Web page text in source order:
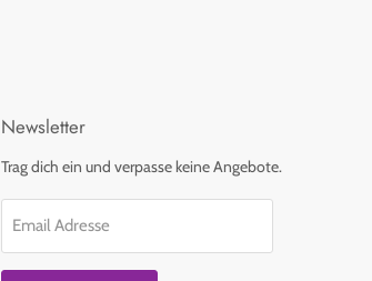
Newsletter
Trag dich ein und verpasse keine Angebote.
Email Adresse